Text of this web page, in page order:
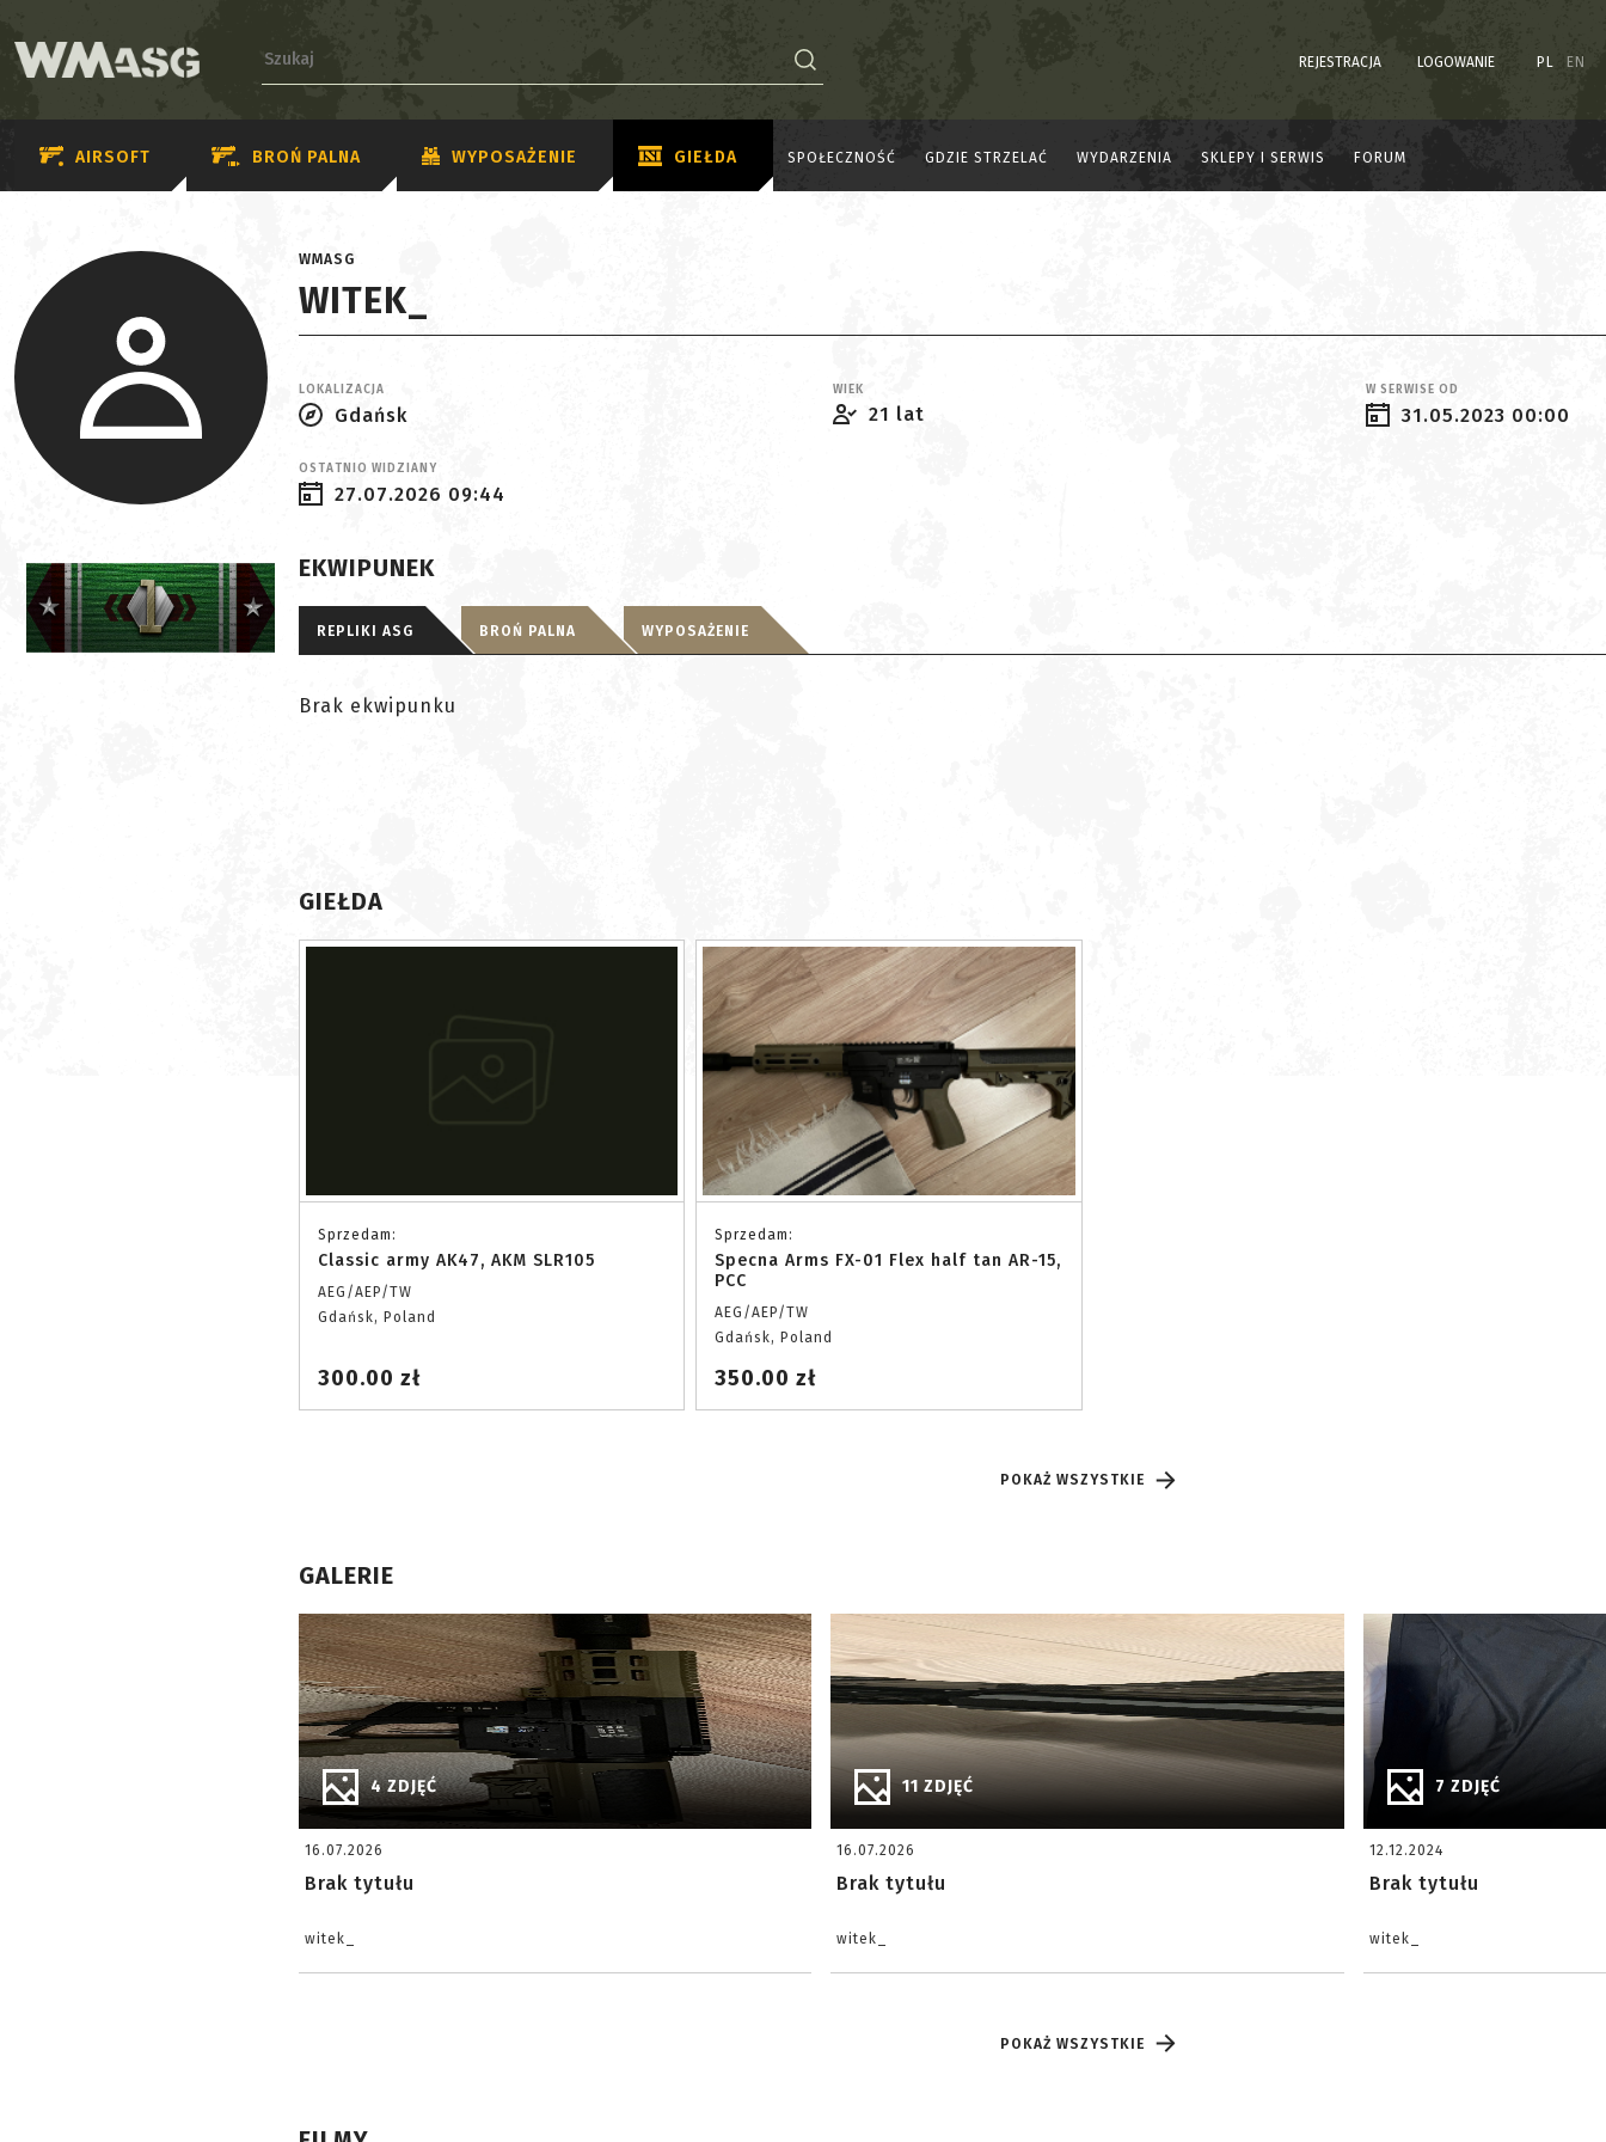
REJESTRACJA LOGOWANIE PL EN
AIRSOFT BROŃ PALNA WYPOSAŻENIE GIEŁDA SPOŁECZNOŚĆ GDZIE STRZELAĆ WYDARZENIA SKLEPY I SERWIS FORUM
WMASG
WITEK_
LOKALIZACJA
Gdańsk
WIEK
21 lat
W SERWISE OD
31.05.2023 00:00
OSTATNIO WIDZIANY
27.07.2026 09:44
EKWIPUNEK
REPLIKI ASG BROŃ PALNA WYPOSAŻENIE
Brak ekwipunku
GIEŁDA
Sprzedam:
Classic army AK47, AKM SLR105
AEG/AEP/TW
Gdańsk, Poland
300.00 zł
Sprzedam:
Specna Arms FX-01 Flex half tan AR-15,
PCC
AEG/AEP/TW
Gdańsk, Poland
350.00 zł
POKAŻ WSZYSTKIE
GALERIE
4 ZDJĘĆ
16.07.2026
Brak tytułu
witek_
11 ZDJĘĆ
16.07.2026
Brak tytułu
witek_
7 ZDJĘĆ
12.12.2024
Brak tytułu
witek_
POKAŻ WSZYSTKIE